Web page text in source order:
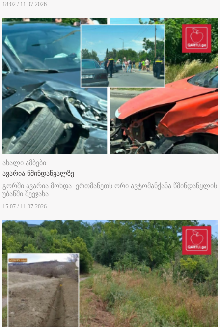
18:02 / 11.07.2026
ახალი ამბები
ავარია წმინდაწყალზე
გორში ავარია მოხდა. ერთმანეთს ორი ავტომანქანა წმინდაწყლის
უბანში შეეჯახა.
15:07 / 11.07.2026